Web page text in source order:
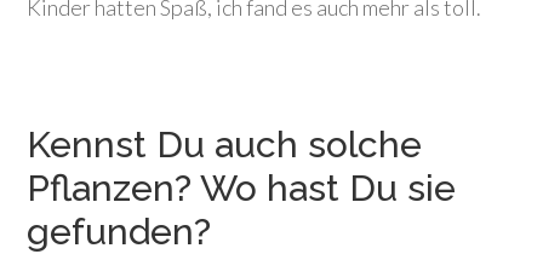
Kinder hatten Spaß, ich fand es auch mehr als toll.
Kennst Du auch solche
Pflanzen? Wo hast Du sie
gefunden?